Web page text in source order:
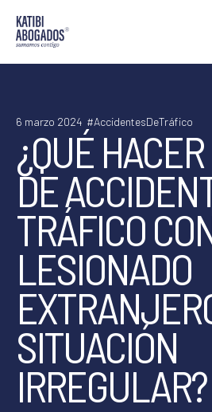
Saltar
6 marzo 2024 #AccidentesDeTráfico
¿QUÉ
DE
TRÁFICO
LESIONADO
SITUACIÓN
IRREGULAR?